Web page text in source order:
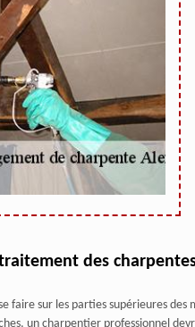
des
faire sur les parties supérieures
un charpentier professionnel